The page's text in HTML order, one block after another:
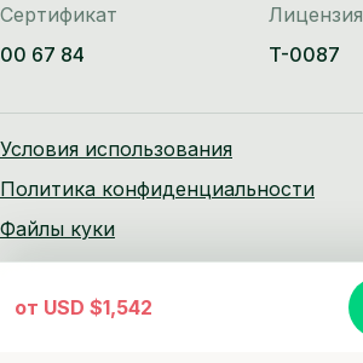
от USD $1,542
Сертификат
00 67 84
Лицензия
T-0087
Условия использования
Политика конфиденциальности
Файлы куки